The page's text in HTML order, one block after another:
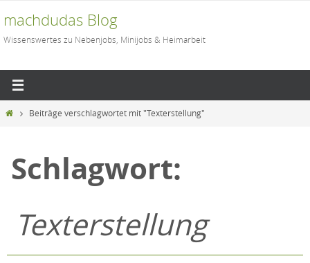
Inhalt
springen
machdudas Blog
Wissenswertes zu Nebenjobs, Minijobs & Heimarbeit
StartBeiträge verschlagwortet mit "Texterstellung"
Schlagwort:
Texterstellung